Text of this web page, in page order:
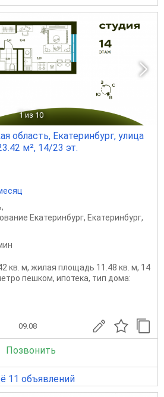
1 из 10
область, Екатеринбург, улица
м², 14/23 эт.
,
Екатеринбург, Екатеринбург,
кв. м, жилая площадь 11.48 кв. м, 14
пешком, ипотека, тип дома:
09.08
Позвонить
11 объявлений